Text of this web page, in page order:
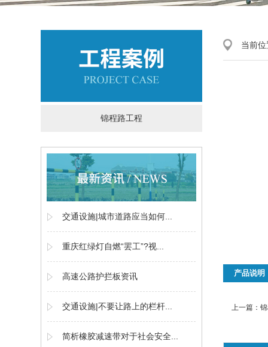
锦程路工程
交通设施|城市道路应当如何...
重庆红绿灯自燃“罢工”?视...
高速公路护拦板资讯
交通设施|不要让路上的栏杆...
简析橡胶减速带对于社会安全...
当前
产品说明
上一篇：